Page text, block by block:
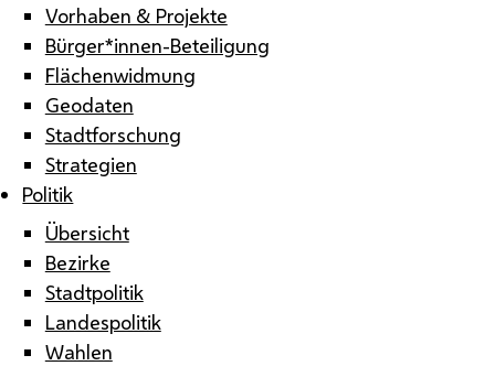
Vorhaben & Projekte
Bürger*innen-Beteiligung
Flächenwidmung
Geodaten
Stadtforschung
Strategien
Politik
Übersicht
Bezirke
Stadtpolitik
Landespolitik
Wahlen